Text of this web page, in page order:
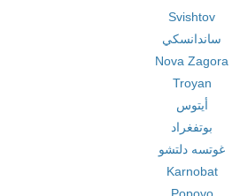
Svishtov
ساندانسكي
Nova Zagora
Troyan
أيتوس
بوتفغراد
غوتسه دلتشو
Karnobat